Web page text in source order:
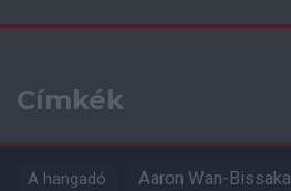
Címkék
A hangadó Aaron Wan-Bissaka